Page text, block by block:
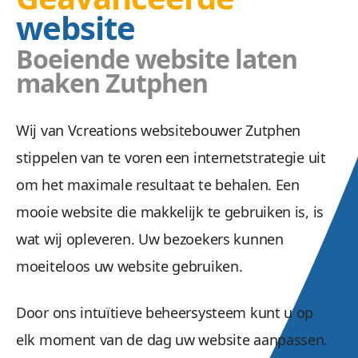
website
Boeiende website laten
maken Zutphen
Wij van Vcreations websitebouwer Zutphen
stippelen van te voren een internetstrategie uit
om het maximale resultaat te behalen. Een
mooie website die makkelijk te gebruiken is, is
wat wij opleveren. Uw bezoekers kunnen
moeiteloos uw website gebruiken.
Door ons intuïtieve beheersysteem kunt u op
elk moment van de dag uw website aanpassen.